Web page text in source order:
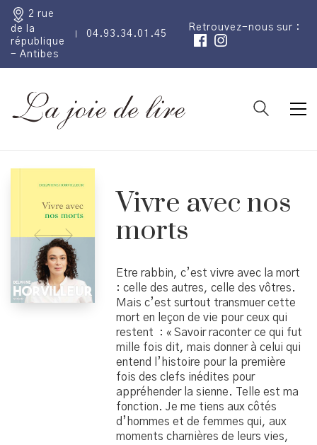
2 rue
de la
république
- Antibes
04.93.34.01.45
Retrouvez-nous sur :
Vivre avec nos
morts
Etre rabbin, c’est vivre avec la mort
: celle des autres, celle des vôtres.
Mais c’est surtout transmuer cette
mort en leçon de vie pour ceux qui
restent : « Savoir raconter ce qui fut
mille fois dit, mais donner à celui qui
entend l’histoire pour la première
fois des clefs inédites pour
appréhender la sienne. Telle est ma
fonction. Je me tiens aux côtés
d’hommes et de femmes qui, aux
moments charnières de leurs vies,